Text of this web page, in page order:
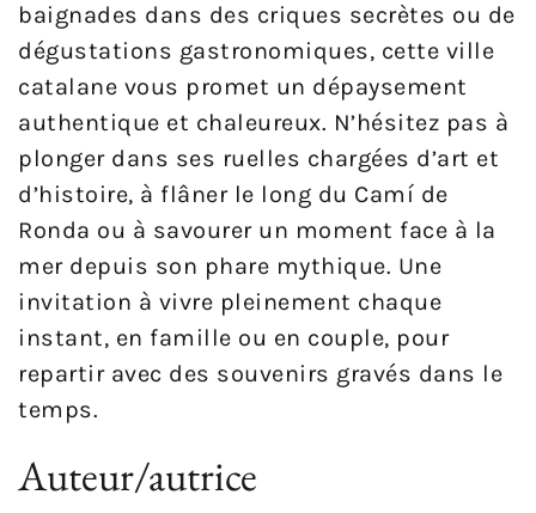
baignades dans des criques secrètes ou de
dégustations gastronomiques, cette ville
catalane vous promet un dépaysement
authentique et chaleureux. N’hésitez pas à
plonger dans ses ruelles chargées d’art et
d’histoire, à flâner le long du Camí de
Ronda ou à savourer un moment face à la
mer depuis son phare mythique. Une
invitation à vivre pleinement chaque
instant, en famille ou en couple, pour
repartir avec des souvenirs gravés dans le
temps.
Auteur/autrice